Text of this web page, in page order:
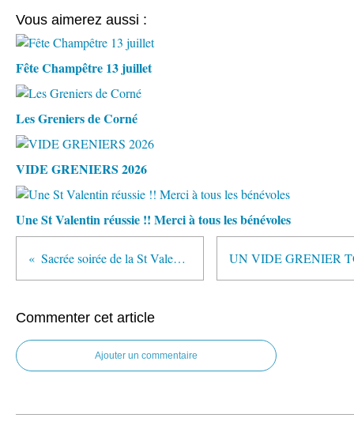
Vous aimerez aussi :
Fête Champêtre 13 juillet
Les Greniers de Corné
VIDE GRENIERS 2026
Une St Valentin réussie !! Merci à tous les bénévoles
Sacrée soirée de la St Valentin
Commenter cet article
Ajouter un commentaire